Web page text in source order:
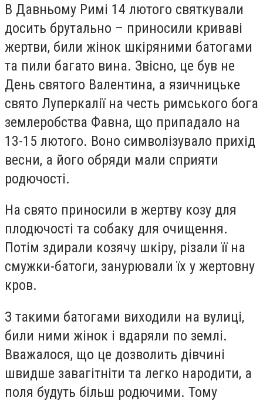
В Давньому Римі 14 лютого святкували
досить брутально – приносили криваві
жертви, били жінок шкіряними батогами
та пили багато вина. Звісно, це був не
День святого Валентина, а язичницьке
свято Луперкалії на честь римського бога
землеробства Фавна, що припадало на
13-15 лютого. Воно символізувало прихід
весни, а його обряди мали сприяти
родючості.
На свято приносили в жертву козу для
плодючості та собаку для очищення.
Потім здирали козячу шкіру, різали її на
смужки-батоги, занурювали їх у жертовну
кров.
З такими батогами виходили на вулиці,
били ними жінок і вдаряли по землі.
Вважалося, що це дозволить дівчині
швидше завагітніти та легко народити, а
поля будуть більш родючими. Тому